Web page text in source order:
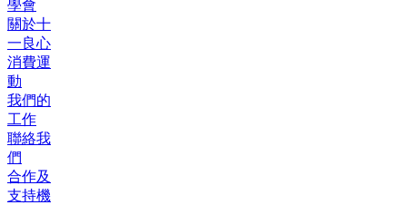
學會
關於十
一良心
消費運
動
我們的
工作
聯絡我
們
合作及
支持機